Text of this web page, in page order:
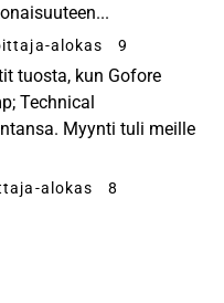
alokas 9
tuosta, kun Gofore
Technical
Myynti tuli meille
alokas 8